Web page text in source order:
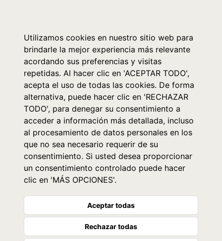
Utilizamos cookies en nuestro sitio web para
brindarle la mejor experiencia más relevante
acordando sus preferencias y visitas
repetidas. Al hacer clic en 'ACEPTAR TODO',
acepta el uso de todas las cookies. De forma
alternativa, puede hacer clic en 'RECHAZAR
TODO', para denegar su consentimiento a
acceder a información más detallada, incluso
al procesamiento de datos personales en los
que no sea necesario requerir de su
consentimiento. Si usted desea proporcionar
un consentimiento controlado puede hacer
clic en 'MÁS OPCIONES'.
Aceptar todas
Rechazar todas